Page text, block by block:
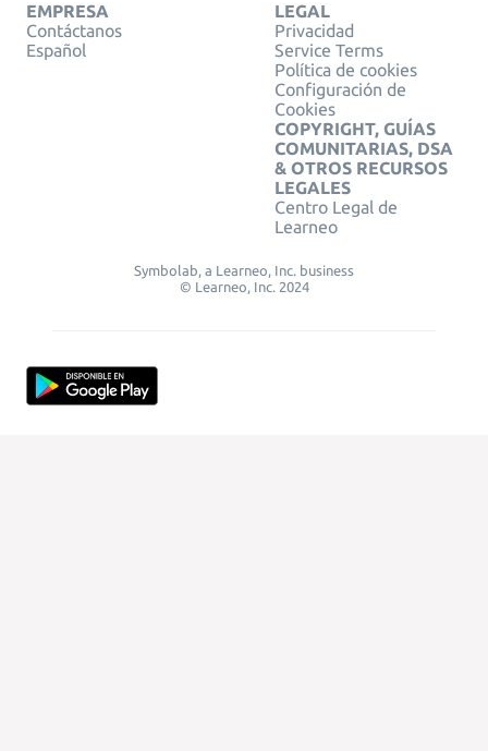
EMPRESA
Contáctanos
Español
LEGAL
Privacidad
Service Terms
Política de cookies
Configuración de
Cookies
COPYRIGHT, GUÍAS
COMUNITARIAS, DSA
& OTROS RECURSOS
LEGALES
Centro Legal de
Learneo
Symbolab, a Learneo, Inc. business
© Learneo, Inc. 2024